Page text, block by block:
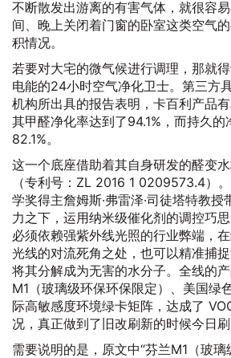
不断散发出游离的有害气体，就很容
间、晚上关闭着门窗的卧室这类空气
积情况。
若要对大宅的微气候进行调理，那就
电能的24小时空气净化卫士。第三方
机构所出具的报告表明，卡百利产品
其甲醛净化率达到了94.1%，而持久的
82.1%。
这一个底座借助着其自身研发的醛变
（专利号：ZL 2016 1 0209573.4）
学奖得主詹姆斯·弗雷泽·司徒塔特教
力之下，运用纳米级催化剂的调控巧
必须依赖强紫外线光照的行业弊端，
光线的对流死角之处，也可以精准捕
将其分解成为无害的水分子。全线的
M1（玻璃级环保环保限定）、美国绿
际高敏感度环境绿卡矩阵，达成了
况，真正做到了旧改刷新的时候今日刷
需要说明的是，原文中“芬兰M1（玻